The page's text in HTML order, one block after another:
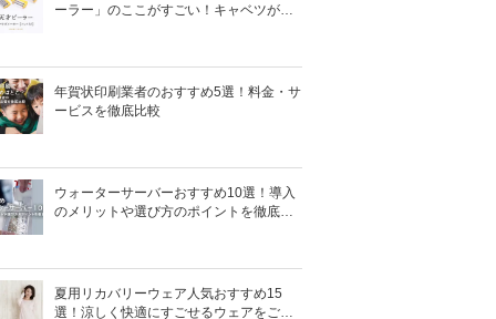
ーラー」のここがすごい！キャベツがほ
年賀状印刷業者のおすすめ5選！料金・サ
ービスを徹底比較
ウォーターサーバーおすすめ10選！導入
のメリットや選び方のポイントを徹底解
夏用リカバリーウェア人気おすすめ15
選！涼しく快適にすごせるウェアをご紹